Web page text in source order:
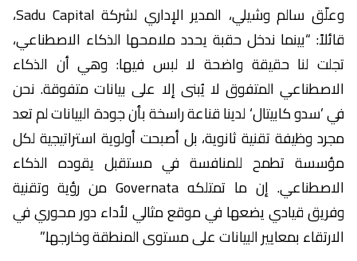
وعلّق سالم وشيلي، المدير الإداري لشركة Sadu Capital،
قائلاً: “بينما ندخل حقبة يحدد ملامحها الذكاء الاصطناعي،
تجلت لنا حقيقة واضحة لا لبس فيها: وهي أن الذكاء
الاصطناعي المتفوق لا يُبنى إلا على بيانات متفوقة. نحن
في ’سدو كابيتال‘ لدينا قناعة راسخة بأن جودة البيانات لم تعد
مجرد وظيفة تقنية ثانوية، بل أصبحت أولوية استراتيجية لكل
مؤسسة تطمح للمنافسة في مستقبل يقوده الذكاء
الاصطناعي. إن ما تمتلكه Governata من رؤية وتقنية
وفريق قيادي يضعها في موقع مثالي لأداء دور محوري في
الارتقاء بمعايير البيانات على مستوى المنطقة وخارجها.”